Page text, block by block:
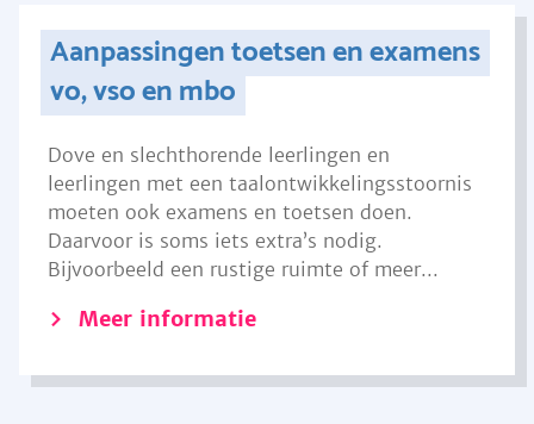
Aanpassingen toetsen en examens
vo, vso en mbo
Dove en slechthorende leerlingen en
leerlingen met een taalontwikkelingsstoornis
moeten ook examens en toetsen doen.
Daarvoor is soms iets extra’s nodig.
Bijvoorbeeld een rustige ruimte of meer...
Meer informatie